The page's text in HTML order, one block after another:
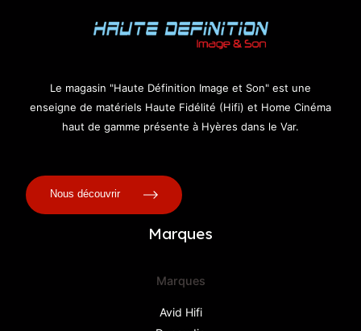
Le magasin "Haute Définition Image et Son" est une
enseigne de matériels Haute Fidélité (Hifi) et Home Cinéma
haut de gamme présente à Hyères dans le Var.
Nous découvrir
Marques
Marques
Avid Hifi